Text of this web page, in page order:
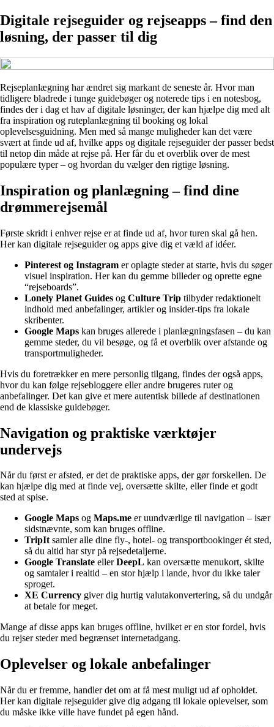
Digitale rejseguider og rejseapps – find den
løsning, der passer til dig
Rejseplanlægning har ændret sig markant de seneste år. Hvor man
tidligere bladrede i tunge guidebøger og noterede tips i en notesbog,
findes der i dag et hav af digitale løsninger, der kan hjælpe dig med alt
fra inspiration og ruteplanlægning til booking og lokal
oplevelsesguidning. Men med så mange muligheder kan det være
svært at finde ud af, hvilke apps og digitale rejseguider der passer bedst
til netop din måde at rejse på. Her får du et overblik over de mest
populære typer – og hvordan du vælger den rigtige løsning.
Inspiration og planlægning – find dine
drømmerejsemål
Første skridt i enhver rejse er at finde ud af, hvor turen skal gå hen.
Her kan digitale rejseguider og apps give dig et væld af idéer.
Pinterest og Instagram er oplagte steder at starte, hvis du søger
visuel inspiration. Her kan du gemme billeder og oprette egne
“rejseboards”.
Lonely Planet Guides og Culture Trip tilbyder redaktionelt
indhold med anbefalinger, artikler og insider-tips fra lokale
skribenter.
Google Maps kan bruges allerede i planlægningsfasen – du kan
gemme steder, du vil besøge, og få et overblik over afstande og
transportmuligheder.
Hvis du foretrækker en mere personlig tilgang, findes der også apps,
hvor du kan følge rejsebloggere eller andre brugeres ruter og
anbefalinger. Det kan give et mere autentisk billede af destinationen
end de klassiske guidebøger.
Navigation og praktiske værktøjer
undervejs
Når du først er afsted, er det de praktiske apps, der gør forskellen. De
kan hjælpe dig med at finde vej, oversætte skilte, eller finde et godt
sted at spise.
Google Maps og Maps.me er uundværlige til navigation – især
sidstnævnte, som kan bruges offline.
TripItsamler alle dine fly-, hotel- og transportbookinger ét sted,
så du altid har styr på rejsedetaljerne.
Google Translate ellerDeepL kan oversætte menukort, skilte
og samtaler i realtid – en stor hjælp i lande, hvor du ikke taler
sproget.
XE Currency giver dig hurtig valutakonvertering, så du undgår
at betale for meget.
Mange af disse apps kan bruges offline, hvilket er en stor fordel, hvis
du rejser steder med begrænset internetadgang.
Oplevelser og lokale anbefalinger
Når du er fremme, handler det om at få mest muligt ud af opholdet.
Her kan digitale rejseguider give dig adgang til lokale oplevelser, som
du måske ikke ville have fundet på egen hånd.